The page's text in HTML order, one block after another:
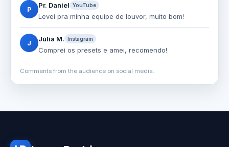
P Pr. Daniel YouTube
Levei pra minha equipe de louvor, muito bom!
J Júlia M. Instagram
Comprei os presets e amei, recomendo!
Comments from the audience on social media.